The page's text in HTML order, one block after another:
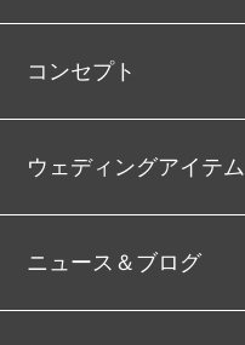
コンセプト
ウェディングアイテム
ニュース＆ブログ